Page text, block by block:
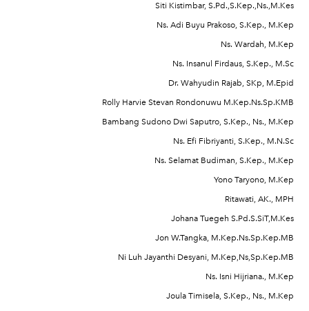
Siti Kistimbar, S.Pd.,S.Kep.,Ns.,M.Kes
Ns. Adi Buyu Prakoso, S.Kep., M.Kep
Ns. Wardah, M.Kep
Ns. Insanul Firdaus, S.Kep., M.Sc
Dr. Wahyudin Rajab, SKp, M.Epid
Rolly Harvie Stevan Rondonuwu M.Kep.Ns.Sp.KMB
Bambang Sudono Dwi Saputro, S.Kep., Ns., M.Kep
Ns. Efi Fibriyanti, S.Kep., M.N.Sc
Ns. Selamat Budiman, S.Kep., M.Kep
Yono Taryono, M.Kep
Ritawati, AK., MPH
Johana Tuegeh S.Pd.S.SiT,M.Kes
Jon W.Tangka, M.Kep.Ns.Sp.Kep.MB
Ni Luh Jayanthi Desyani, M.Kep,Ns,Sp.Kep.MB
Ns. Isni Hijriana., M.Kep
Joula Timisela, S.Kep., Ns., M.Kep